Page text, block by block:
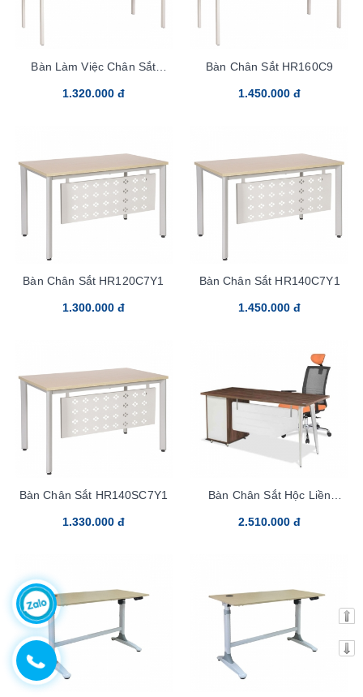
Bàn Làm Việc Chân Sắt
1.320.000 đ
Bàn Chân Sắt HR160C9
1.450.000 đ
Bàn Chân Sắt HR120C7Y1
1.300.000 đ
Bàn Chân Sắt HR140C7Y1
1.450.000 đ
Bàn Chân Sắt HR140SC7Y1
1.330.000 đ
Bàn Chân Sắt Hộc Liền
2.510.000 đ